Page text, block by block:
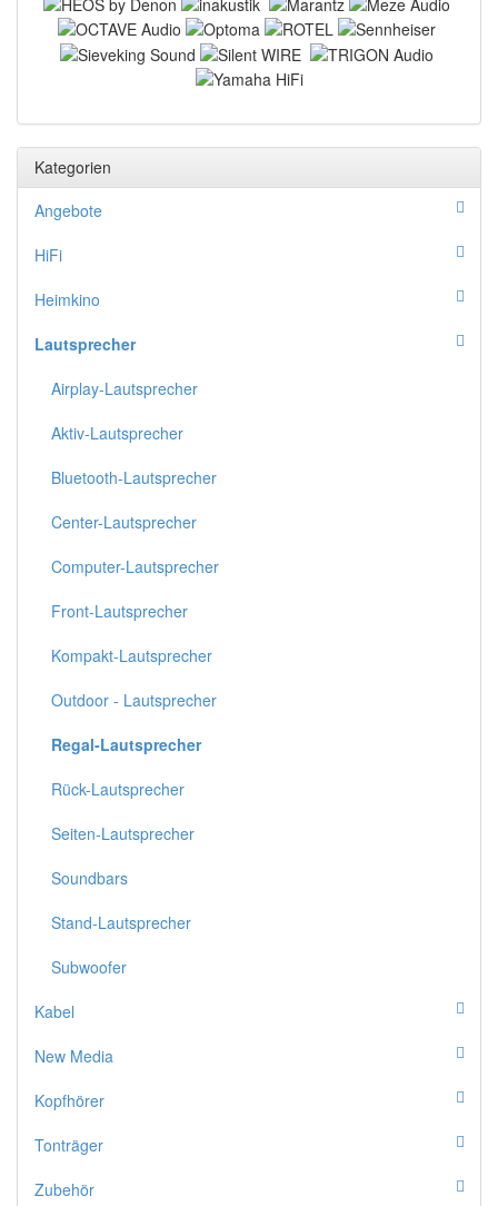
Kategorien
Angebote
HiFi
Heimkino
Lautsprecher
Airplay-Lautsprecher
Aktiv-Lautsprecher
Bluetooth-Lautsprecher
Center-Lautsprecher
Computer-Lautsprecher
Front-Lautsprecher
Kompakt-Lautsprecher
Outdoor - Lautsprecher
Regal-Lautsprecher
Rück-Lautsprecher
Seiten-Lautsprecher
Soundbars
Stand-Lautsprecher
Subwoofer
Kabel
New Media
Kopfhörer
Tonträger
Zubehör